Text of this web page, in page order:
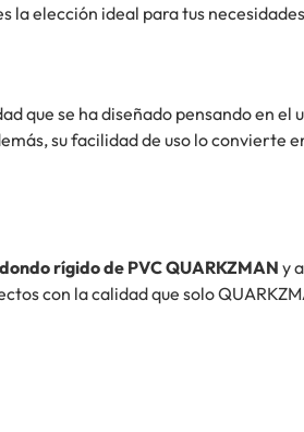
la elección ideal para tus
que se ha diseñado pensando en el
su facilidad de uso lo convierte
rígido de PVC QUARKZMANy
con la calidad que solo